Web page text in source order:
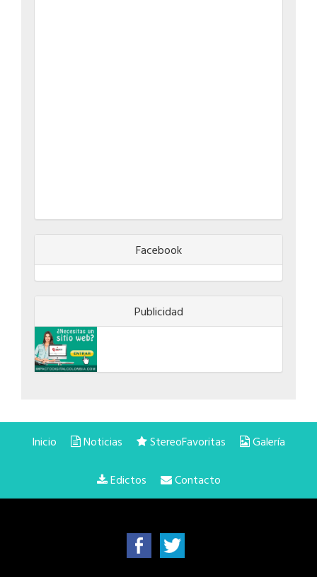
Facebook
Publicidad
Inicio Noticias StereoFavoritas Galería
Edictos Contacto